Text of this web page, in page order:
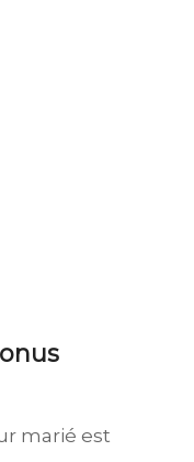
marié est